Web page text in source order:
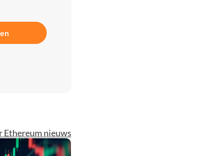
Ethereum nieuws